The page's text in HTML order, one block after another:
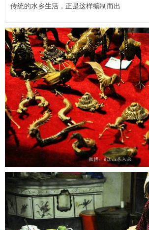
传统的水乡生活，正是这样编制而出